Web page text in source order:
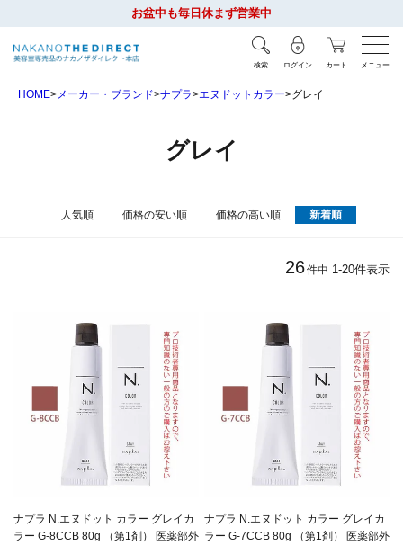
お盆中も毎日休まず営業中
検索 ログイン カート メニュー
HOME メーカー・ブランド ナプラ エヌドットカラー グレイ
グレイ
人気順 価格の安い順 価格の高い順 新着順
26件中 1-20件表示
ナプラ N.エヌドット カラー グレイカ
ラー G-8CCB 80g （第1剤） 医薬部外
ナプラ N.エヌドット カラー グレイカ
ラー G-7CCB 80g （第1剤） 医薬部外